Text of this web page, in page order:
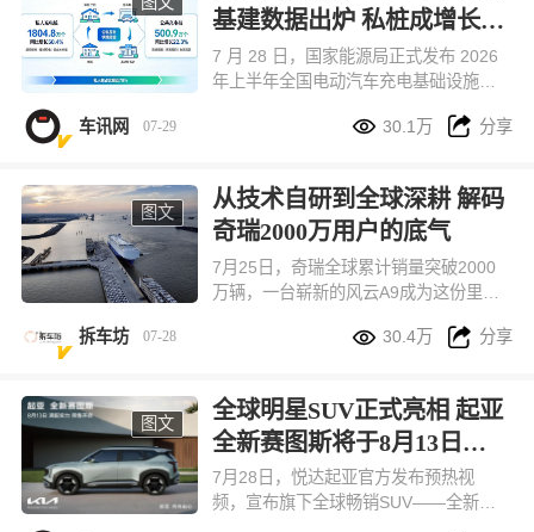
基建数据出炉 私桩成增长核
心
7 月 28 日，国家能源局正式发布 2026
年上半年全国电动汽车充电基础设施监
日在汽车、能源行业全网广泛解读。数
扩容，形成私人桩为主、公共桩兜底的
成熟补能格局，大功率设备、县域网点
同步加速落地，持续消解新能源车主里
程焦虑，为国内新能源汽车产销持续走
高筑牢基础设施底座。
车讯网 07-29  30.1万  分享
图文
从技术自研到全球深耕 解码
奇瑞2000万用户的底气
7月25日，奇瑞全球累计销量突破2000
万辆，一台崭新的风云A9成为这份里程
拆车坊 07-28  30.4万  分享
图文
全球明星SUV正式亮相 起亚
全新赛图斯将于8月13日开
启预售
7月28日，悦达起亚官方发布预热视
频，宣布旗下全球畅销SUV——全新赛